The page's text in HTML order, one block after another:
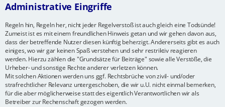
Administrative Eingriffe
Regeln hin, Regeln her, nicht jeder Regelverstoß ist auch gleich eine Todsünde!
Zumeist ist es mit einem freundlichen Hinweis getan und wir gehen davon aus,
dass der betreffende Nutzer diesen künftig beherzigt. Andererseits gibt es auch
einiges, wo wir gar keinen Spaß verstehen und sehr restriktiv reagieren
werden. Hierzu zählen die "Grundsätze für Beiträge" sowie alle Verstöße, die
Urheber- und sonstige Rechte anderer verletzen können.
Mit solchen Aktionen werden uns ggf. Rechtsbrüche von zivil- und/oder
strafrechtlicher Relevanz untergeschoben, die wir u.U. nicht einmal bemerken,
für die aber möglicherweise statt des eigentlich Verantwortlichen wir als
Betreiber zur Rechenschaft gezogen werden.